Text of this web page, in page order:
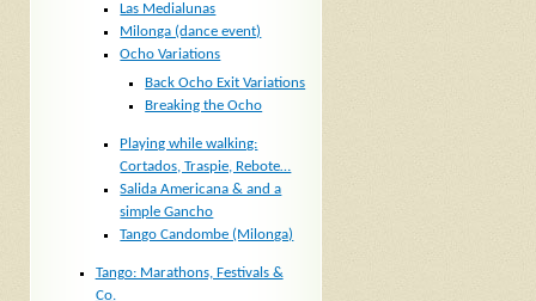
Las Medialunas
Milonga (dance event)
Ocho Variations
Back Ocho Exit Variations
Breaking the Ocho
Playing while walking:
Cortados, Traspie, Rebote…
Salida Americana & and a
simple Gancho
Tango Candombe (Milonga)
Tango: Marathons, Festivals &
Co.